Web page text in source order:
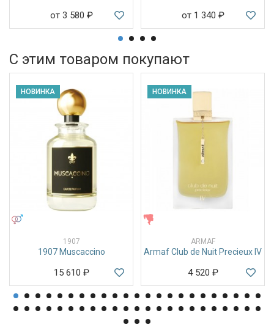
от 3 580 ₽ от 1 340 ₽
С этим товаром покупают
НОВИНКА
1907
1907 Muscaccino
15 610 ₽
НОВИНКА
ARMAF
Armaf Club de Nuit Precieux IV
4 520 ₽